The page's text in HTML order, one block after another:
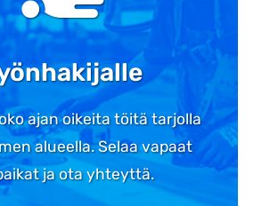
ajan oikeita töitä tarjolla
alueella. Selaa vapaat
ja ota yhteyttä.